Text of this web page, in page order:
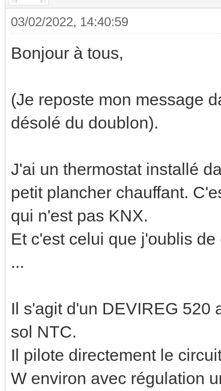
03/02/2022, 14:40:59
Bonjour à tous,
(Je reposte mon message
désolé du doublon).
J'ai un thermostat installé
petit plancher chauffant.
qui n'est pas KNX.
Et c'est celui que j'oublis
...
Il s'agit d'un DEVIREG 520
sol NTC.
Il pilote directement le
W environ avec régulation